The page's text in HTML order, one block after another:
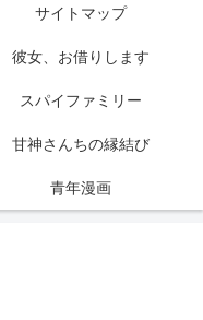
サイトマップ
彼女、お借りします
スパイファミリー
甘神さんちの縁結び
青年漫画